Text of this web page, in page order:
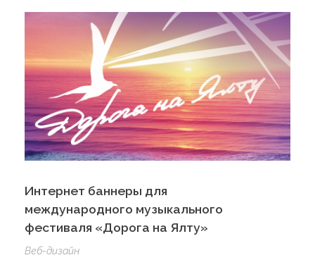
Интернет баннеры для
международного музыкального
фестиваля «Дорога на Ялту»
Веб-дизайн